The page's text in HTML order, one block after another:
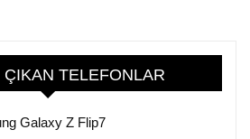
ÇIKAN TELEFONLAR
Galaxy Z Flip7